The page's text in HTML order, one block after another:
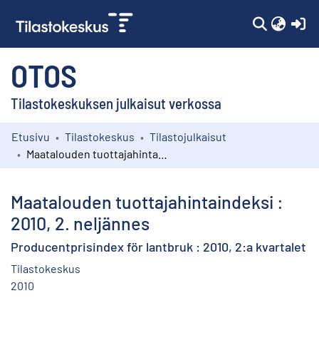
OTOS
Tilastokeskuksen julkaisut verkossa
Kokoelmat
Etusivu Tilastokeskus
Tilastojulkaisut
Maatalouden tuottajahintaindeksi :
2010, 2. neljännes
Producentprisindex för lantbruk : 2010, 2:a kvartalet
Tilastokeskus
2010